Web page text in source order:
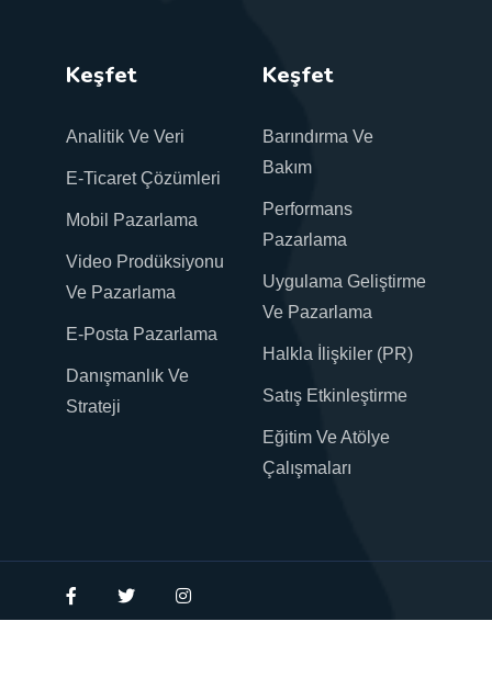
Keşfet
Analitik Ve Veri
E-Ticaret Çözümleri
Mobil Pazarlama
Video Prodüksiyonu
Ve Pazarlama
E-Posta Pazarlama
Danışmanlık Ve
Strateji
Keşfet
Barındırma Ve
Bakım
Performans
Pazarlama
Uygulama Geliştirme
Ve Pazarlama
Halkla İlişkiler (PR)
Satış Etkinleştirme
Eğitim Ve Atölye
Çalışmaları